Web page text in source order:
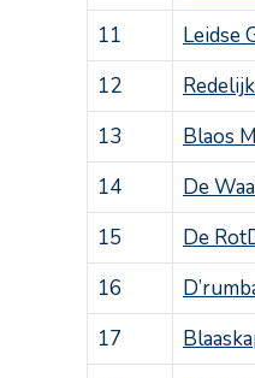
11
Leidse
12
13
Blaos
14
De
15
De
16
17